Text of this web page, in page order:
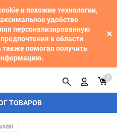
и похожие технологии,
удобство
персонализированную
в области
также помогая получить
ТОВАРОВ
0